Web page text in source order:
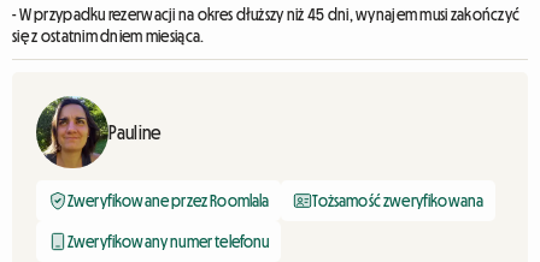
- W przypadku rezerwacji na okres dłuższy niż 45 dni, wynajem musi zakończyć
się z ostatnim dniem miesiąca.
Pauline
Zweryfikowane przez Roomlala Tożsamość zweryfikowana
Zweryfikowany numer telefonu